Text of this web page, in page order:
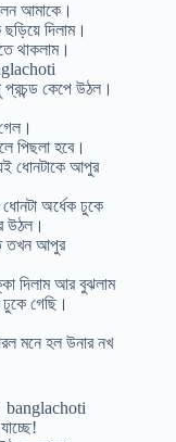
আমাকে।
দিলাম।
থাকলাম।
কেপে উঠল।
পিছলা হবে।
ধোনটাকে আপুর
অর্ধেক ঢুকে
উঠল।
তখন আপুর
দিলাম আর বুঝলাম
গেছি।
মনে হল উনার নখ
banglachoti